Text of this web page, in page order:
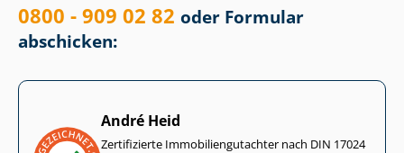
0800 - 909 02 82 oder Formular
abschicken:
André Heid
Zertifizierte Im­mo­bi­li­en­gut­ach­ter nach DIN 17024